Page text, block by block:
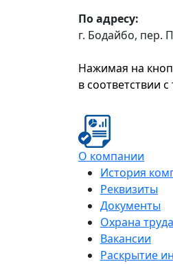
По адресу:
г. Бодайбо, пер.
Нажимая на
в соответствии
О компании
История
Реквизиты
Документы
Охрана труда
Вакансии
Раскрытие